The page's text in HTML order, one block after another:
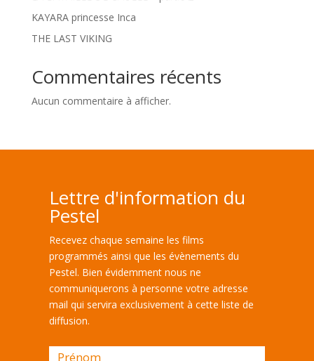
KAYARA princesse Inca
THE LAST VIKING
Commentaires récents
Aucun commentaire à afficher.
Lettre d'information du
Pestel
Recevez chaque semaine les films
programmés ainsi que les évènements du
Pestel. Bien évidemment nous ne
communiquerons à personne votre adresse
mail qui servira exclusivement à cette liste de
diffusion.